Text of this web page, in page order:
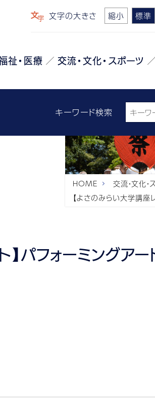
文字の大きさ 縮小 標準
祉・医療 交流・文化・スポーツ
キーワード検索
HOME
交流・文化・
【よさのみらい大学講
】パフォーミングア